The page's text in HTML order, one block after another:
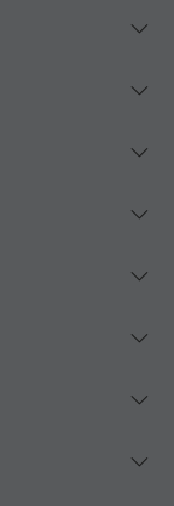
możesz